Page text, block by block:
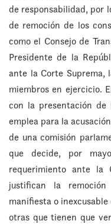
de responsabilidad, por
de remoción de los
como el Consejo de
Presidente de la
ante la Corte Suprema,
miembros en ejercicio.
con la presentación de
emplea para la
de una comisión
que decide, por
requerimiento ante la
justifican la
manifiesta o
otras que tienen que